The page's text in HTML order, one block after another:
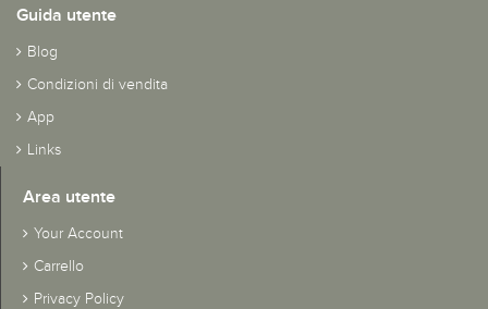
Guida utente
Blog
Condizioni di vendita
App
Links
Area utente
Your Account
Carrello
Privacy Policy